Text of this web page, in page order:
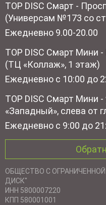
TOP DISC Смарт -
(Универсам №173 со
Ежедневно 9.00-20.00
TOP DISC Смарт Мини
(ТЦ «Коллаж», 1 этаж)
Ежедневно с 10:00 до
TOP DISC Смарт Мини
«Западный», слева от
Ежедневно с 9:00 до
ОБЩЕСТВО С
ДИСК"
ИНН 5800007220
КПП 580001001